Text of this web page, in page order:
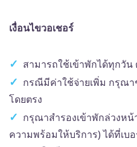
เงื่อนไขวอเชอร์
สามารถใช้เข้าพักได้ทุกวัน
กรณีมีค่าใช้จ่ายเพิ่ม กรุณา
โดยตรง
กรุณาสำรองเข้าพักล่วงห
ความพร้อมให้บริการ) ได้ที่เบ